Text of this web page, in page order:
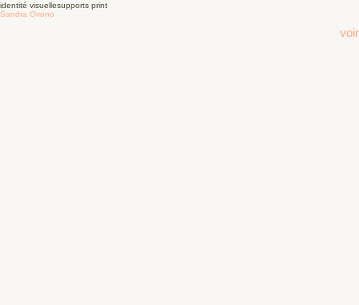
identité visuellesupports print
Sandra Ovono
voir